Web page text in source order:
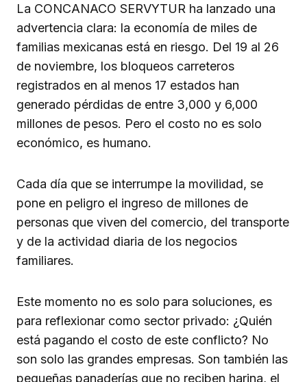
La CONCANACO SERVYTUR ha lanzado una
advertencia clara: la economía de miles de
familias mexicanas está en riesgo. Del 19 al 26
de noviembre, los bloqueos carreteros
registrados en al menos 17 estados han
generado pérdidas de entre 3,000 y 6,000
millones de pesos. Pero el costo no es solo
económico, es humano.
Cada día que se interrumpe la movilidad, se
pone en peligro el ingreso de millones de
personas que viven del comercio, del transporte
y de la actividad diaria de los negocios
familiares.
Este momento no es solo para soluciones, es
para reflexionar como sector privado: ¿Quién
está pagando el costo de este conflicto? No
son solo las grandes empresas. Son también las
pequeñas panaderías que no reciben harina, el